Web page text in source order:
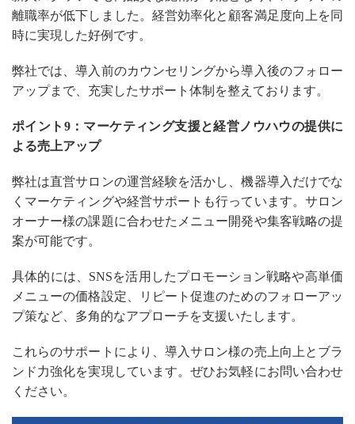
離職率が低下しました。経営効率化と顧客満足度向上を同
時に実現した好例です。
弊社では、導入前のカウンセリングから導入後のフォロー
アップまで、充実したサポート体制を整えております。
ポイント9：マーケティング支援と経営ノウハウの提供に
よる売上アップ
弊社は直営サロンの運営経験を活かし、機器導入だけでな
くマーケティングや経営サポートも行っています。サロン
オーナー様の課題に合わせたメニュー開発や集客戦略の提
案が可能です。
具体的には、SNSを活用したプロモーション戦略や高単価
メニューの価格設定、リピート促進のためのフォローアッ
プ策など、多角的なアプローチを支援いたします。
これらのサポートにより、導入サロン様の売上向上とブラ
ンド力強化を実現しています。ぜひお気軽にお問い合わせ
ください。